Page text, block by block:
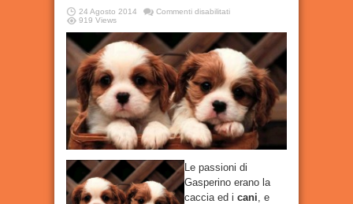
24 Agosto 2014 Commenti disabilitatisu
Sfida
cacciatori
cani
in
ricordo
di
Di
Lizio,
vince
termolese
919 Views
Le passioni di
Gasperino erano la
caccia ed i cani , e